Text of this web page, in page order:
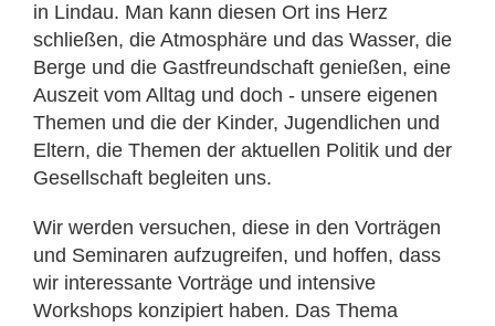
in Lindau. Man kann diesen Ort ins Herz
schließen, die Atmosphäre und das Wasser, die
Berge und die Gastfreundschaft genießen, eine
Auszeit vom Alltag und doch - unsere eigenen
Themen und die der Kinder, Jugendlichen und
Eltern, die Themen der aktuellen Politik und der
Gesellschaft begleiten uns.
Wir werden versuchen, diese in den Vorträgen
und Seminaren aufzugreifen, und hoffen, dass
wir interes­sante Vorträge und intensive
Workshops konzipiert haben. Das Thema